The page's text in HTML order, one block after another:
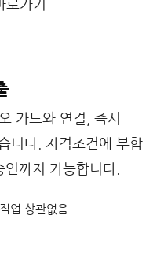
카드와 연결, 즉시
니다. 자격조건에 부합
까지 가능합니다.
업 상관없음